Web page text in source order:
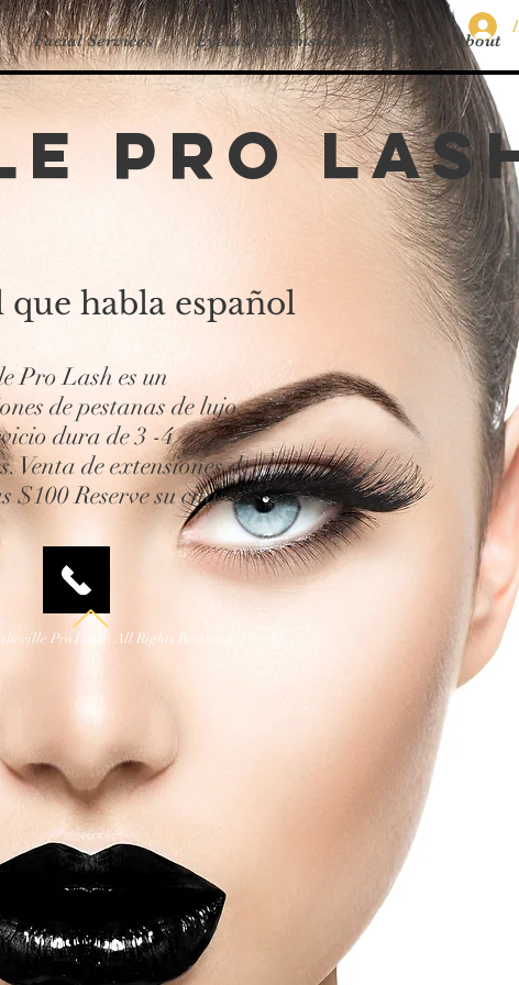
Facial Services Eyelash Extension Services About
Pro
que habla español
Pro Lash es un
de pestanas de lujo.
dura de 3 -4
Venta de extensiones de
$100 Reserve su cita
Pro Lash | All Rights Reserved